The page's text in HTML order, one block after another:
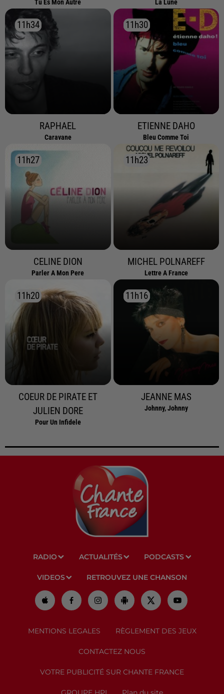
Tu Es Mon Autre La Lune
11h34
11h34
RAPHAEL
Caravane
11h30
11h30
ETIENNE DAHO
Bleu Comme Toi
11h27
11h27
CELINE DION
Parler A Mon Pere
11h23
11h23
MICHEL POLNAREFF
Lettre A France
11h20
11h20
COEUR DE PIRATE ET
JULIEN DORE
Pour Un Infidele
11h16
11h16
JEANNE MAS
Johnny, Johnny
RADIO ACTUALITÉS PODCASTS
VIDEOS RETROUVEZ UNE CHANSON
MENTIONS LEGALES RÈGLEMENT DES JEUX
CONTACTEZ NOUS
VOTRE PUBLICITÉ SUR CHANTE FRANCE